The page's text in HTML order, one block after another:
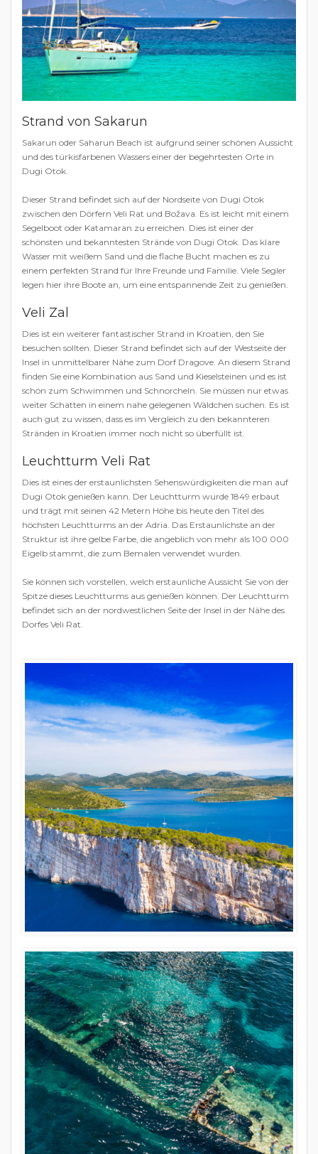
Strand von Sakarun
Sakarun oder Saharun Beach ist aufgrund seiner schönen Aussicht
und des türkisfarbenen Wassers einer der begehrtesten Orte in
Dugi Otok.
Dieser Strand befindet sich auf der Nordseite von Dugi Otok
zwischen den Dörfern Veli Rat und Božava. Es ist leicht mit einem
Segelboot oder Katamaran zu erreichen. Dies ist einer der
schönsten und bekanntesten Strände von Dugi Otok. Das klare
Wasser mit weißem Sand und die flache Bucht machen es zu
einem perfekten Strand für Ihre Freunde und Familie. Viele Segler
legen hier ihre Boote an, um eine entspannende Zeit zu genießen.
Veli Zal
Dies ist ein weiterer fantastischer Strand in Kroatien, den Sie
besuchen sollten. Dieser Strand befindet sich auf der Westseite der
Insel in unmittelbarer Nähe zum Dorf Dragove. An diesem Strand
finden Sie eine Kombination aus Sand und Kieselsteinen und es ist
schön zum Schwimmen und Schnorcheln. Sie müssen nur etwas
weiter Schatten in einem nahe gelegenen Wäldchen suchen. Es ist
auch gut zu wissen, dass es im Vergleich zu den bekannteren
Stränden in Kroatien immer noch nicht so überfüllt ist.
Leuchtturm Veli Rat
Dies ist eines der erstaunlichsten Sehenswürdigkeiten die man auf
Dugi Otok genießen kann. Der Leuchtturm wurde 1849 erbaut
und trägt mit seinen 42 Metern Höhe bis heute den Titel des
höchsten Leuchtturms an der Adria. Das Erstaunlichste an der
Struktur ist ihre gelbe Farbe, die angeblich von mehr als 100 000
Eigelb stammt, die zum Bemalen verwendet wurden.
Sie können sich vorstellen, welch erstaunliche Aussicht Sie von der
Spitze dieses Leuchtturms aus genießen können. Der Leuchtturm
befindet sich an der nordwestlichen Seite der Insel in der Nähe des
Dorfes Veli Rat.